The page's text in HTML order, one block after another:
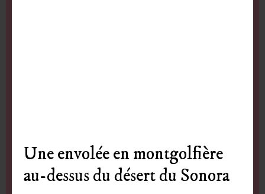
Une envolée en montgolfière
au-dessus du désert du Sonora